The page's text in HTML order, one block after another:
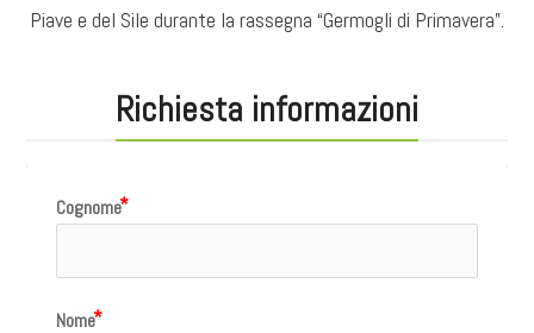
Piave e del Sile durante la rassegna “Germogli di Primavera”.
Richiesta informazioni
Cognome
Nome